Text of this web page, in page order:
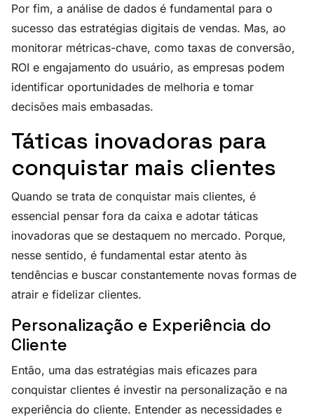
Por fim, a análise de dados é fundamental para o
sucesso das estratégias digitais de vendas. Mas, ao
monitorar métricas-chave, como taxas de conversão,
ROI e engajamento do usuário, as empresas podem
identificar oportunidades de melhoria e tomar
decisões mais embasadas.
Táticas inovadoras para
conquistar mais clientes
Quando se trata de conquistar mais clientes, é
essencial pensar fora da caixa e adotar táticas
inovadoras que se destaquem no mercado. Porque,
nesse sentido, é fundamental estar atento às
tendências e buscar constantemente novas formas de
atrair e fidelizar clientes.
Personalização e Experiência do
Cliente
Então, uma das estratégias mais eficazes para
conquistar clientes é investir na personalização e na
experiência do cliente. Entender as necessidades e